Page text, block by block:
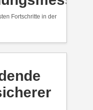
Fortschritte in der